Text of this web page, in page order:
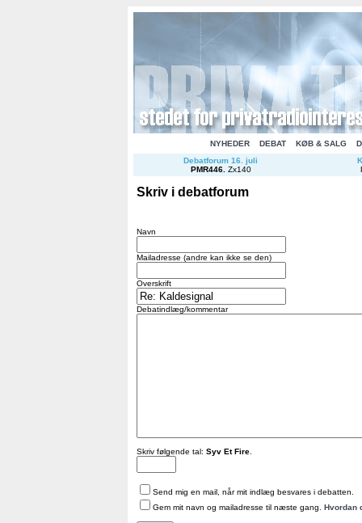
NYHEDER DEBAT KØB & SALG
Debatforum 16. juli
PMR446. Zx140
Skriv i debatforum
Navn
Mailadresse (andre kan ikke se den)
Overskrift
Debatindlæg/kommentar
Skriv følgende tal: Syv Et Fire
Send mig en mail, når mit indlæg besvares i debatten.
Gem mit navn og mailadresse til næste gang. Hvordan